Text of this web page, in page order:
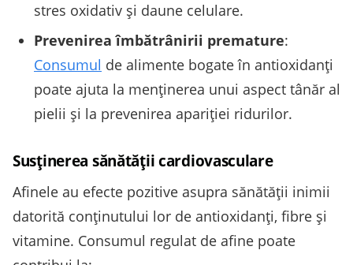
stres oxidativ și daune celulare.
Prevenirea îmbătrânirii premature:
Consumul de alimente bogate în antioxidanți
poate ajuta la menținerea unui aspect tânăr al
pielii și la prevenirea apariției ridurilor.
Susținerea sănătății cardiovasculare
Afinele au efecte pozitive asupra sănătății inimii
datorită conținutului lor de antioxidanți, fibre și
vitamine. Consumul regulat de afine poate